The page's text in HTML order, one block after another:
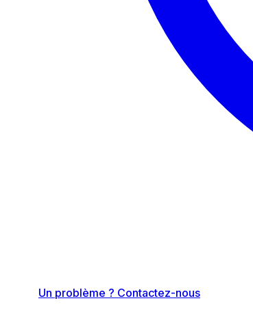
Un problème ? Contactez-nous